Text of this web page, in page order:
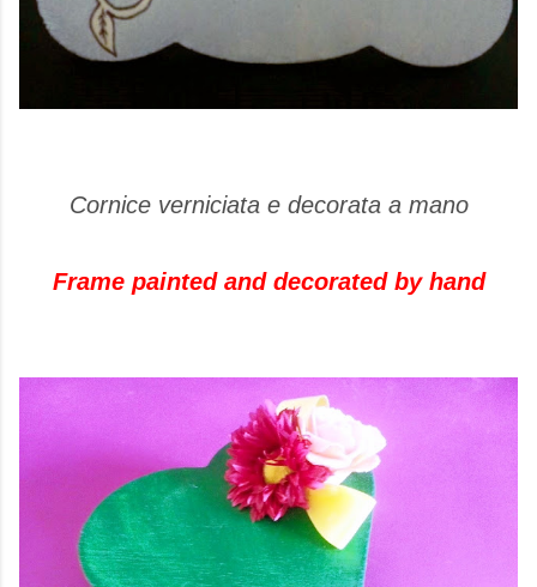
Cornice verniciata e decorata a mano
Frame painted and decorated by hand